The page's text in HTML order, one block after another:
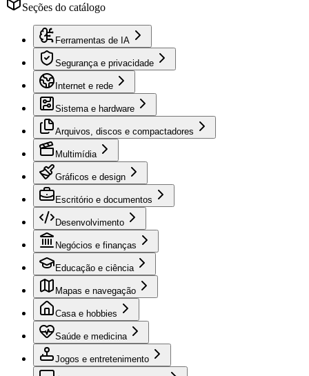
Seções do catálogo
Ferramentas de IA
Segurança e privacidade
Internet e rede
Sistema e hardware
Arquivos, discos e compactadores
Multimídia
Gráficos e design
Escritório e documentos
Desenvolvimento
Negócios e finanças
Educação e ciência
Mapas e navegação
Casa e hobbies
Saúde e medicina
Jogos e entretenimento